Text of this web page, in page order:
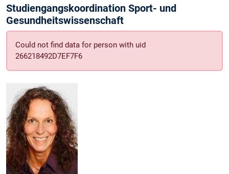
Studiengangskoordination Sport- und
Gesundheitswissenschaft
Could not find data for person with uid
266218492D7EF7F6